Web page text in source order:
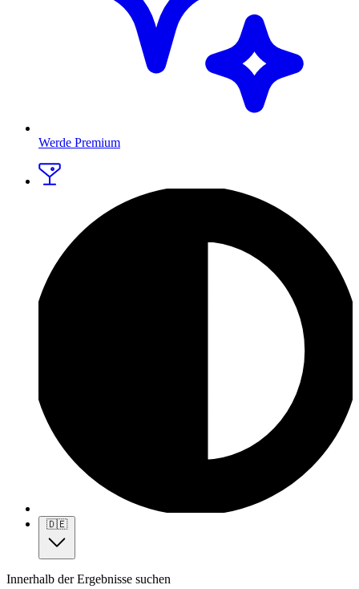
Werde Premium
🇩🇪
Innerhalb der Ergebnisse suchen